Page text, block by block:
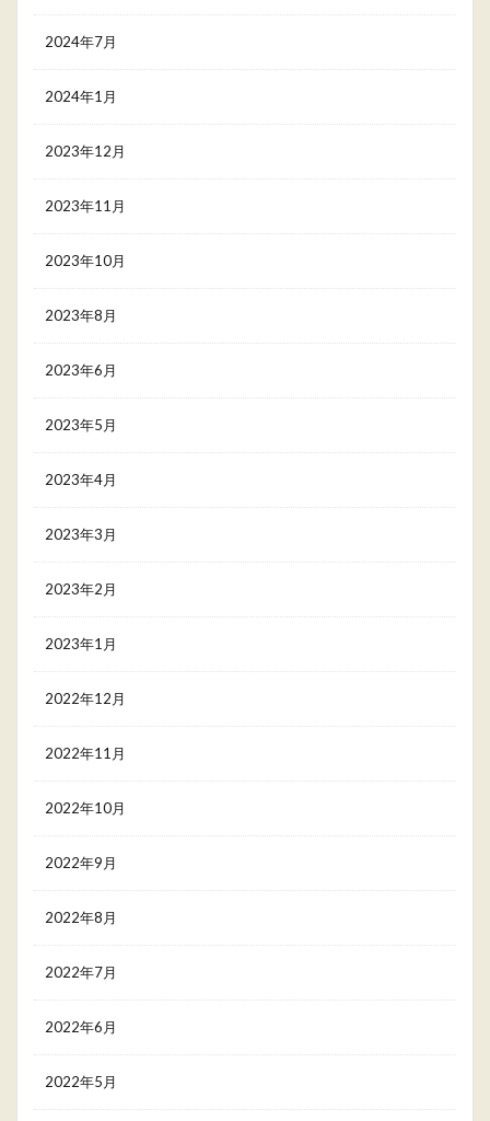
2024年7月
2024年1月
2023年12月
2023年11月
2023年10月
2023年8月
2023年6月
2023年5月
2023年4月
2023年3月
2023年2月
2023年1月
2022年12月
2022年11月
2022年10月
2022年9月
2022年8月
2022年7月
2022年6月
2022年5月